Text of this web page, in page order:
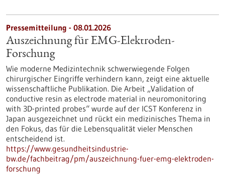
Pressemitteilung - 08.01.2026
Auszeichnung für EMG-Elektroden-
Forschung
Wie moderne Medizintechnik schwerwiegende Folgen
chirurgischer Eingriffe verhindern kann, zeigt eine aktuelle
wissenschaftliche Publikation. Die Arbeit „Validation of
conductive resin as electrode material in neuromonitoring
with 3D-printed probes“ wurde auf der ICST Konferenz in
Japan ausgezeichnet und rückt ein medizinisches Thema in
den Fokus, das für die Lebensqualität vieler Menschen
entscheidend ist.
https://www.gesundheitsindustrie-
bw.de/fachbeitrag/pm/auszeichnung-fuer-emg-elektroden-
forschung